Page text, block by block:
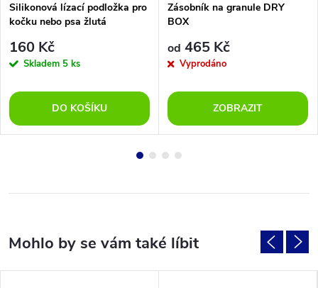
Silikonová lízací podložka pro
kočku nebo psa žlutá
160 Kč
Skladem 5 ks
DO KOŠÍKU
Zásobník na granule DRY
BOX
od 465 Kč
Vyprodáno
ZOBRAZIT